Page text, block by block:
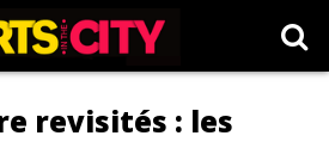
revisités : les